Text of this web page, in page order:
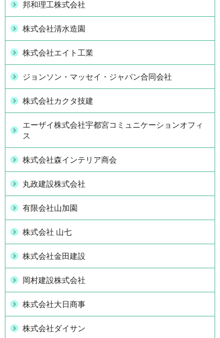
邦和理工株式会社
株式会社清水造園
株式会社エイト工業
ジョンソン・マッセイ・ジャパン合同会社
株式会社カクタ技建
エーザイ株式会社宇都宮コミュニケーションオフィ
ス
株式会社森インテリア商会
丸政建設株式会社
有限会社山加園
株式会社 山七
株式会社金田建設
岡村建設株式会社
株式会社大日商事
株式会社ダイサン